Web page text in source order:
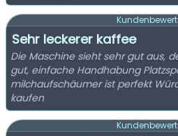
Sehr leckerer kaffee
Die Maschine sieht sehr gut aus,
gut, einfache Handhabung
milchaufschäumer ist perfekt
kaufen